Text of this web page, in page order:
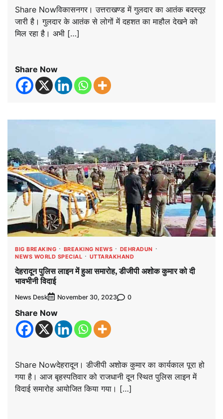
Share Nowविकासनगर। उत्तराखण्ड में गुलदार का आतंक बदस्तूर
जारी है। गुलदार के आतंक से लोगों में दहशत का माहौल देखने को
मिल रहा है। अभी […]
Share Now
BIG BREAKING BREAKING NEWS
DEHRADUN
NEWS WORLD SPECIAL
UTTARAKHAND
देहरादून पुलिस लाइन में हुआ समारोह, डीजीपी अशोक कुमार को दी
भावभीनी विदाई
News Desk November 30, 2023 0
Share Now
Share Nowदेहरादून। डीजीपी अशोक कुमार का कार्यकाल पूरा हो
गया है। आज बृहस्पतिवार को राजधानी दून स्थित पुलिस लाइन में
विदाई समारोह आयोजित किया गया। […]